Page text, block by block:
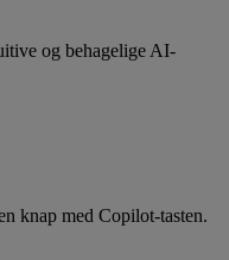
og behagelige AI-
knap med Copilot-tasten.